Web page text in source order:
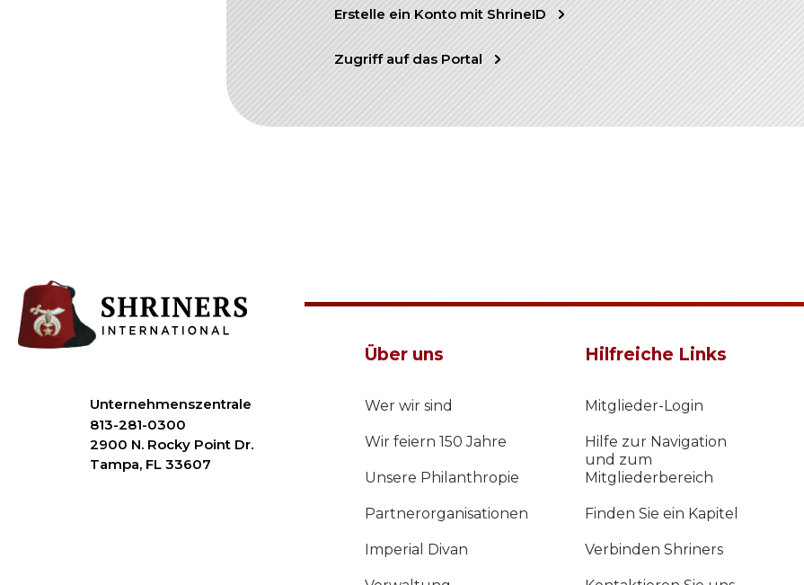
Erstelle ein Konto mit ShrineID
Zugriff auf das Portal
Unternehmenszentrale
813-281-0300
2900 N. Rocky Point Dr.
Tampa, FL 33607
Über uns
Wer wir sind
Wir feiern 150 Jahre
Unsere Philanthropie
Partnerorganisationen
Imperial Divan
Hilfreiche Links
Mitglieder-Login
Hilfe zur Navigation
und zum
Mitgliederbereich
Finden Sie ein Kapitel
Verbinden Shriners